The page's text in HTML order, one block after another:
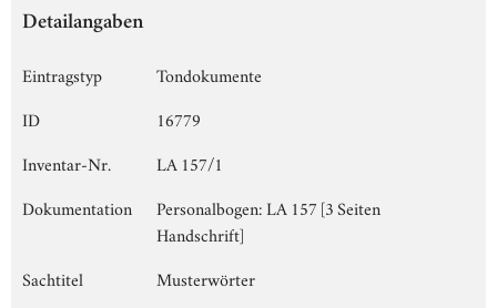
Detailangaben
Eintragstyp
Tondokumente
ID
16779
Inventar-Nr.
LA 157/1
Dokumentation
Personalbogen: LA 157 [3 Seiten
Handschrift]
Sachtitel
Musterwörter